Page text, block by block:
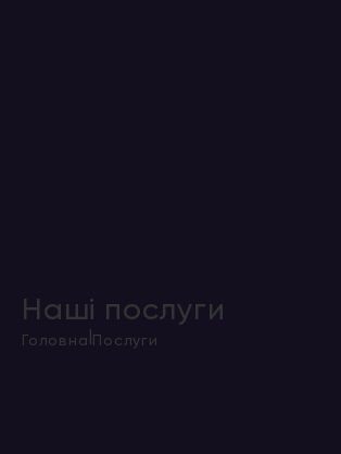
Наші послуги
Головна Послуги